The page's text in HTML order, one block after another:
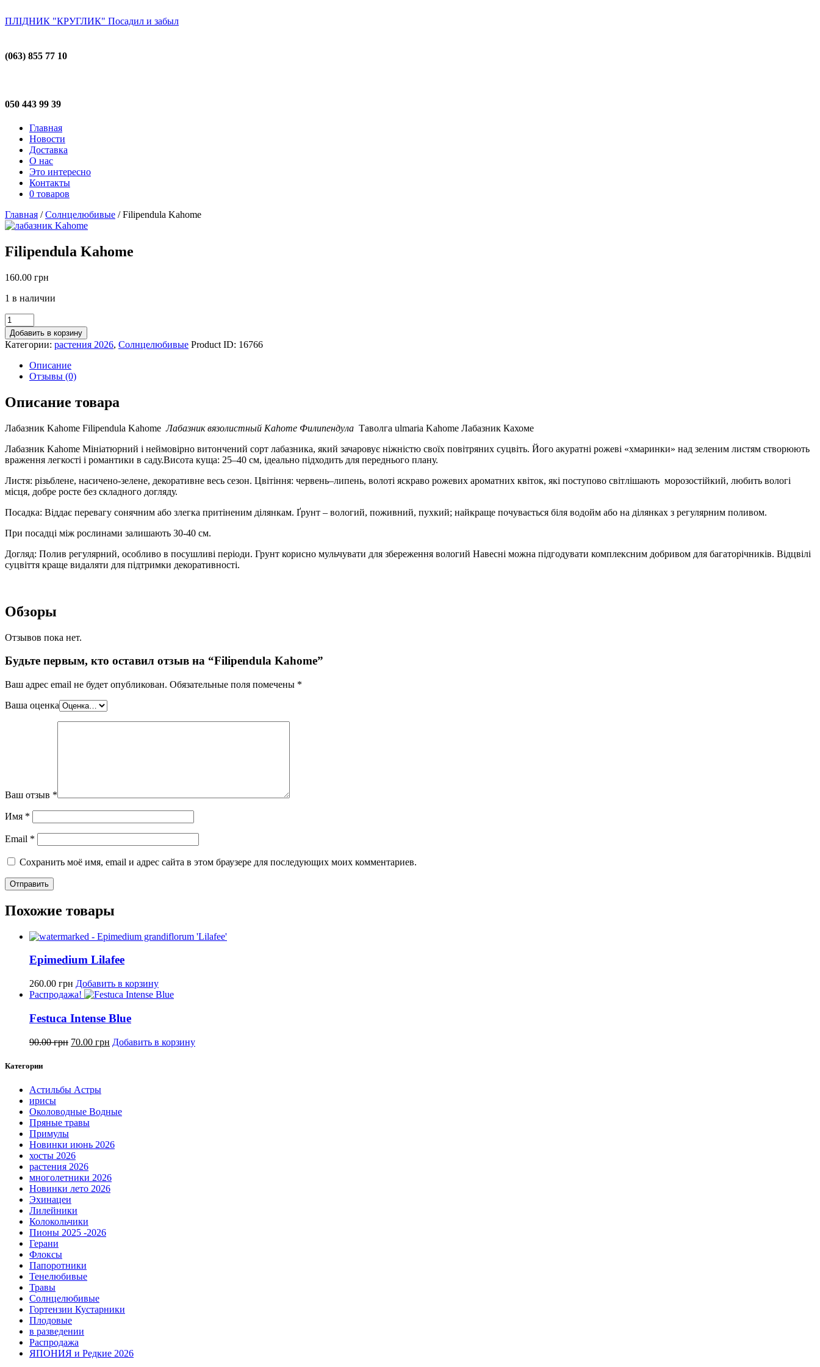
ПЛІДНИК "КРУГЛИК" Посадил и забыл
(063) 855 77 10
050 443 99 39
Главная
Новости
Доставка
О нас
Это интересно
Контакты
0 товаров
Главная /Солнцелюбивые / Filipendula Kahome
Filipendula Kahome
160.00 грн
1 в наличии
Добавить в корзину
Категории: растения 2026, Солнцелюбивые Product ID: 16766
Описание
Отзывы (0)
Описание товара
Лабазник Kahome Filipendula KahomeЛабазник вязолистный Kahome Филипендула Таволга ulmaria Kahome Лабазник Кахоме
Лабазник Kahome Мініатюрний і неймовірно витончений сорт лабазника, який зачаровує ніжністю своїх повітряних суцвіть. Його акуратні рожеві «хмаринки» над зеленим листям створюють
враження легкості і романтики в саду.Висота куща: 25–40 см, ідеально підходить для переднього плану.
Листя: різьблене, насичено-зелене, декоративне весь сезон. Цвітіння: червень–липень, волоті яскраво рожевих ароматних квіток, які поступово світлішають морозостійкий, любить вологі
місця, добре росте без складного догляду.
Посадка: Віддає перевагу сонячним або злегка притіненим ділянкам. Ґрунт – вологий, поживний, пухкий; найкраще почувається біля водойм або на ділянках з регулярним поливом.
При посадці між рослинами залишають 30-40 см.
Догляд: Полив регулярний, особливо в посушливі періоди. Грунт корисно мульчувати для збереження вологий Навесні можна підгодувати комплексним добривом для багаторічників. Відцвілі
суцвіття краще видаляти для підтримки декоративності.
Обзоры
Отзывов пока нет.
Будьте первым, кто оставил отзыв на “Filipendula Kahome”
Ваш адрес email не будет опубликован. Обязательные поля помечены *
Ваша оценка
Ваш отзыв *
Имя *
Email *
Сохранить моё имя, email и адрес сайта в этом браузере для последующих моих комментариев.
Похожие товары
Epimedium Lilafee
260.00 грн Добавить в корзину
Распродажа!
Festuca Intense Blue
90.00грн 70.00 грн Добавить в корзину
Категории
Астильбы Астры
ирисы
Околоводные Водные
Пряные травы
Примулы
Новинки июнь 2026
хосты 2026
растения 2026
многолетники 2026
Новинки лето 2026
Эхинацеи
Лилейники
Колокольчики
Пионы 2025 -2026
Герани
Флоксы
Папоротники
Тенелюбивые
Травы
Солнцелюбивые
Гортензии Кустарники
Плодовые
в разведении
Распродажа
ЯПОНИЯ и Редкие 2026